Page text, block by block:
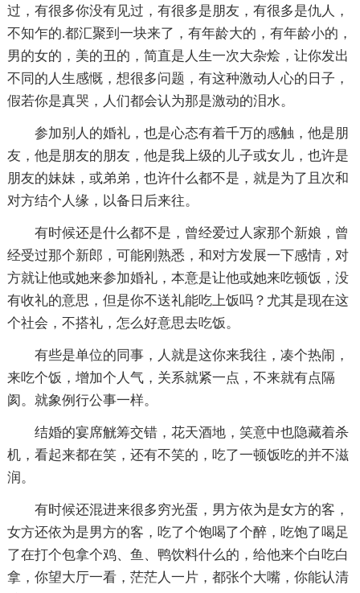
过，有很多你没有见过，有很多是朋友，有很多是仇人，
不知乍的.都汇聚到一块来了，有年龄大的，有年龄小的，
男的女的，美的丑的，简直是人生一次大杂烩，让你发出
不同的人生感慨，想很多问题，有这种激动人心的日子，
假若你是真哭，人们都会认为那是激动的泪水。
参加别人的婚礼，也是心态有着千万的感触，他是朋
友，他是朋友的朋友，他是我上级的儿子或女儿，也许是
朋友的妹妹，或弟弟，也许什么都不是，就是为了且次和
对方结个人缘，以备日后来往。
有时候还是什么都不是，曾经爱过人家那个新娘，曾
经受过那个新郎，可能刚熟悉，和对方发展一下感情，对
方就让他或她来参加婚礼，本意是让他或她来吃顿饭，没
有收礼的意思，但是你不送礼能吃上饭吗？尤其是现在这
个社会，不搭礼，怎么好意思去吃饭。
有些是单位的同事，人就是这你来我往，凑个热闹，
来吃个饭，增加个人气，关系就紧一点，不来就有点隔
阂。就象例行公事一样。
结婚的宴席觥筹交错，花天酒地，笑意中也隐藏着杀
机，看起来都在笑，还有不笑的，吃了一顿饭吃的并不滋
润。
有时候还混进来很多穷光蛋，男方依为是女方的客，
女方还依为是男方的客，吃了个饱喝了个醉，吃饱了喝足
了在打个包拿个鸡、鱼、鸭饮料什么的，给他来个白吃白
拿，你望大厅一看，茫茫人一片，都张个大嘴，你能认清